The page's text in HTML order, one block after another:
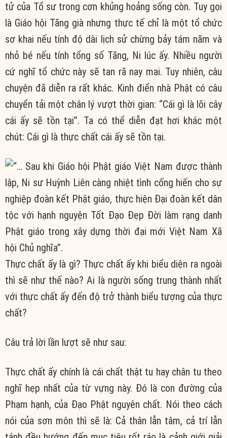
tử của Tổ sư trong cơn khủng hoảng sống còn. Tuy gọi
là Giáo hội Tăng già nhưng thực tế chỉ là một tổ chức
sơ khai nếu tính độ dài lịch sử chừng bảy tám năm và
nhỏ bé nếu tính tổng số Tăng, Ni lúc ấy. Nhiều người
cứ nghĩ tổ chức này sẽ tan rã nay mai. Tuy nhiên, câu
chuyện đã diễn ra rất khác. Kinh điển nhà Phật có câu
chuyển tải một chân lý vượt thời gian: “Cái gì là lõi cây
cái ấy sẽ tồn tại”. Ta có thể diễn đạt hơi khác một
chút: Cái gì là thực chất cái ấy sẽ tồn tại.
Thực chất ấy là gì? Thực chất ấy khi biểu diện ra ngoài
thì sẽ như thế nào? Ai là người sống trung thành nhất
với thực chất ấy đến độ trở thành biểu tượng của thực
chất?
Câu trả lời lần lượt sẽ như sau:
Thực chất ấy chính là cái chất thật tu hay chân tu theo
nghĩ hẹp nhất của từ vựng này. Đó là con đường của
Phạm hạnh, của Đạo Phật nguyên chất. Nói theo cách
nói của sơn môn thì sẽ là: Cả thân lẫn tâm, cả trí lẫn